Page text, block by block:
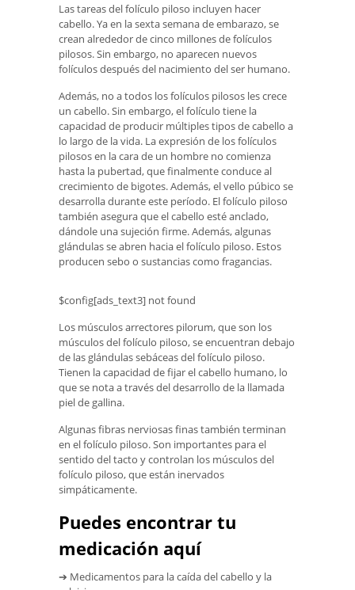
Las tareas del folículo piloso incluyen hacer
cabello. Ya en la sexta semana de embarazo, se
crean alrededor de cinco millones de folículos
pilosos. Sin embargo, no aparecen nuevos
folículos después del nacimiento del ser humano.
Además, no a todos los folículos pilosos les crece
un cabello. Sin embargo, el folículo tiene la
capacidad de producir múltiples tipos de cabello a
lo largo de la vida. La expresión de los folículos
pilosos en la cara de un hombre no comienza
hasta la pubertad, que finalmente conduce al
crecimiento de bigotes. Además, el vello púbico se
desarrolla durante este período. El folículo piloso
también asegura que el cabello esté anclado,
dándole una sujeción firme. Además, algunas
glándulas se abren hacia el folículo piloso. Estos
producen sebo o sustancias como fragancias.
$config[ads_text3] not found
Los músculos arrectores pilorum, que son los
músculos del folículo piloso, se encuentran debajo
de las glándulas sebáceas del folículo piloso.
Tienen la capacidad de fijar el cabello humano, lo
que se nota a través del desarrollo de la llamada
piel de gallina.
Algunas fibras nerviosas finas también terminan
en el folículo piloso. Son importantes para el
sentido del tacto y controlan los músculos del
folículo piloso, que están inervados
simpáticamente.
Puedes encontrar tu
medicación aquí
➔ Medicamentos para la caída del cabello y la